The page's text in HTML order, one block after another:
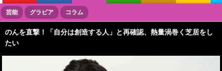
ボートレース 競輪 オートレース
芸能 グラビア コラム
のんを直撃！「自分は創造する人」と再確認、熱量渦巻く芝居をし
たい